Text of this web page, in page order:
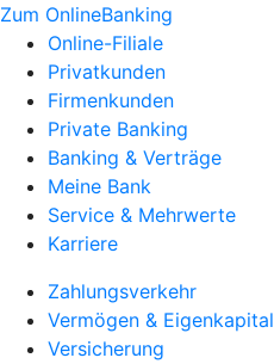
Zum OnlineBanking
Online-Filiale
Privatkunden
Firmenkunden
Private Banking
Banking & Verträge
Meine Bank
Service & Mehrwerte
Karriere
Zahlungsverkehr
Vermögen & Eigenkapital
Versicherung